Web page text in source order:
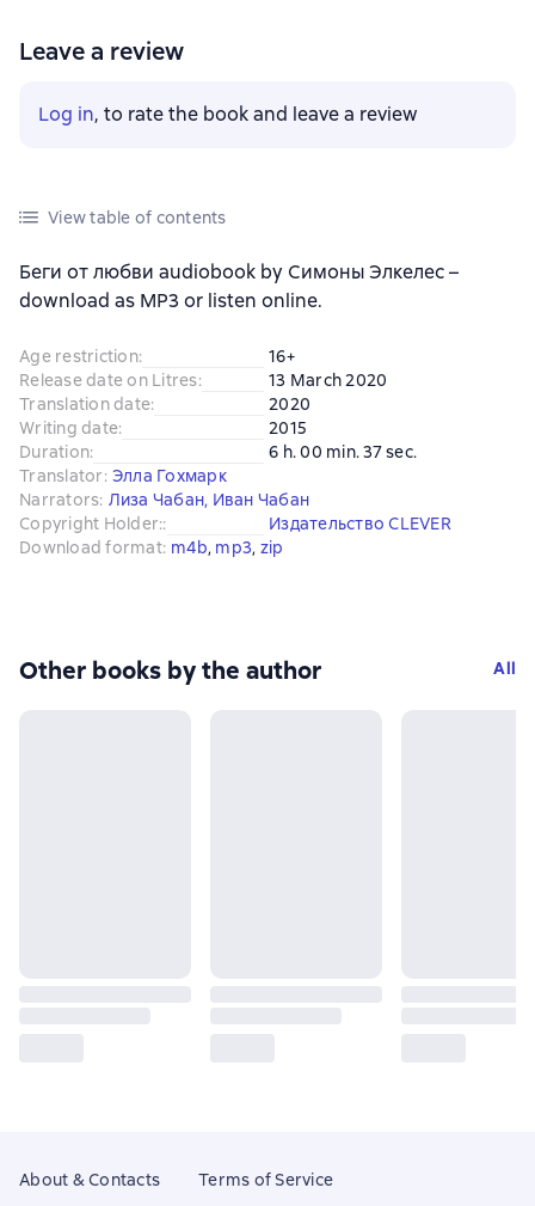
Leave a review
Log in, to rate the book and leave a review
View table of contents
Беги от любви audiobook by Симоны Элкелес –
download as MP3 or listen online.
Age restriction:
16+
Release date on Litres:
13 March 2020
Translation date:
2020
Writing date:
2015
Duration:
6 h. 00 min. 37 sec.
Translator: Элла Гохмарк
Narrators: Лиза Чабан, Иван Чабан
Copyright Holder::
Издательство CLEVER
Download format: m4b, mp3, zip
Other books by the author All
About & Contacts Terms of Service